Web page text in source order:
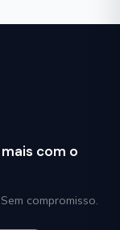
com o
compromisso.